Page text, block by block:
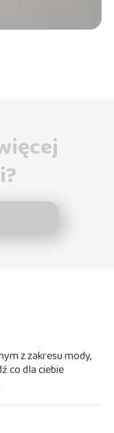
z zakresu mody,
co dla ciebie